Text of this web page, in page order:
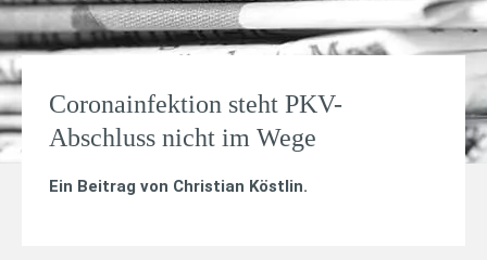
Coronainfektion steht PKV-
Abschluss nicht im Wege
Ein Beitrag von Christian Köstlin.